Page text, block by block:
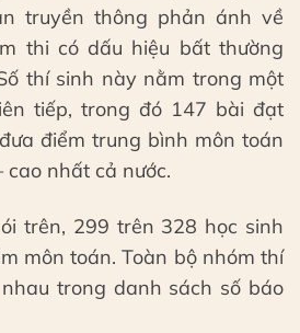
truyền thông phản ánh về
thi có dấu hiệu bất thường
thí sinh này nằm trong một
tiếp, trong đó 147 bài đạt
điểm trung bình môn toán
nhất cả nước.
trên, 299 trên 328 học sinh
môn toán. Toàn bộ nhóm thí
trong danh sách số báo